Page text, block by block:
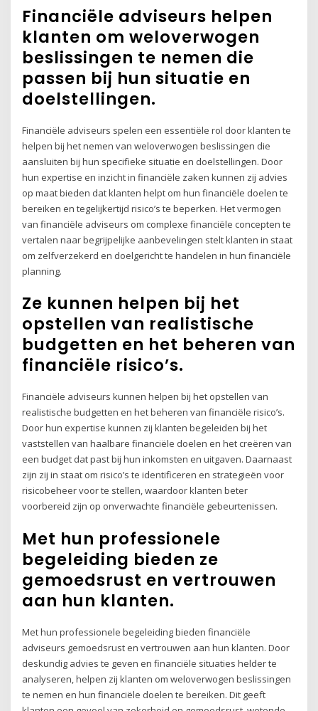
Financiële adviseurs helpen
klanten om weloverwogen
beslissingen te nemen die
passen bij hun situatie en
doelstellingen.
Financiële adviseurs spelen een essentiële rol door klanten te
helpen bij het nemen van weloverwogen beslissingen die
aansluiten bij hun specifieke situatie en doelstellingen. Door
hun expertise en inzicht in financiële zaken kunnen zij advies
op maat bieden dat klanten helpt om hun financiële doelen te
bereiken en tegelijkertijd risico’s te beperken. Het vermogen
van financiële adviseurs om complexe financiële concepten te
vertalen naar begrijpelijke aanbevelingen stelt klanten in staat
om zelfverzekerd en doelgericht te handelen in hun financiële
planning.
Ze kunnen helpen bij het
opstellen van realistische
budgetten en het beheren van
financiële risico’s.
Financiële adviseurs kunnen helpen bij het opstellen van
realistische budgetten en het beheren van financiële risico’s.
Door hun expertise kunnen zij klanten begeleiden bij het
vaststellen van haalbare financiële doelen en het creëren van
een budget dat past bij hun inkomsten en uitgaven. Daarnaast
zijn zij in staat om risico’s te identificeren en strategieën voor
risicobeheer voor te stellen, waardoor klanten beter
voorbereid zijn op onverwachte financiële gebeurtenissen.
Met hun professionele
begeleiding bieden ze
gemoedsrust en vertrouwen
aan hun klanten.
Met hun professionele begeleiding bieden financiële
adviseurs gemoedsrust en vertrouwen aan hun klanten. Door
deskundig advies te geven en financiële situaties helder te
analyseren, helpen zij klanten om weloverwogen beslissingen
te nemen en hun financiële doelen te bereiken. Dit geeft